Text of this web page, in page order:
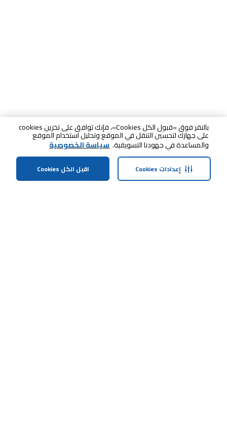
بالنقر فوق «قبول الكل Cookies»، فإنك توافق على تخزين cookies
على جهازك لتحسين التنقل في الموقع وتحليل استخدام الموقع
والمساعدة في جهودنا التسويقية. سياسة الخصوصية
اقبل الكل Cookies إعدادات Cookies
الصفحة الرئيسية الفئات الملف الشخصي سلة التسوق